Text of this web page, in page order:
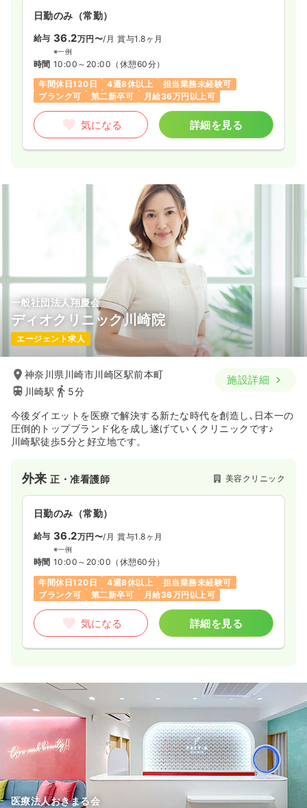
日勤のみ（常勤）
給与 36.2万円〜/月 賞与1.8ヶ月
※一例
時間 10:00～20:00 （休憩60分）
年間休日120日
4週8休以上
担当業務未経験可
ブランク可
第二新卒可 月給36万円以上可
気になる 詳細を見る
一般社団法人翔慶会
ディオクリニック川崎院
エージェント求人
神奈川県川崎市川崎区駅前本町
川崎駅
5分
施設詳細
今後ダイエットを医療で解決する新たな時代を創造し､日本一の
圧倒的トップブランド化を成し遂げていくクリニックです♪
川崎駅徒歩5分と好立地です。
外来正・准看護師 美容クリニック
日勤のみ（常勤）
給与 36.2万円〜/月 賞与1.8ヶ月
※一例
時間 10:00～20:00 （休憩60分）
年間休日120日
4週8休以上
担当業務未経験可
ブランク可
第二新卒可 月給36万円以上可
気になる 詳細を見る
医療法人おきまる会